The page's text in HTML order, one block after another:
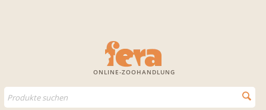
ONLINE-ZOOHANDLUNG